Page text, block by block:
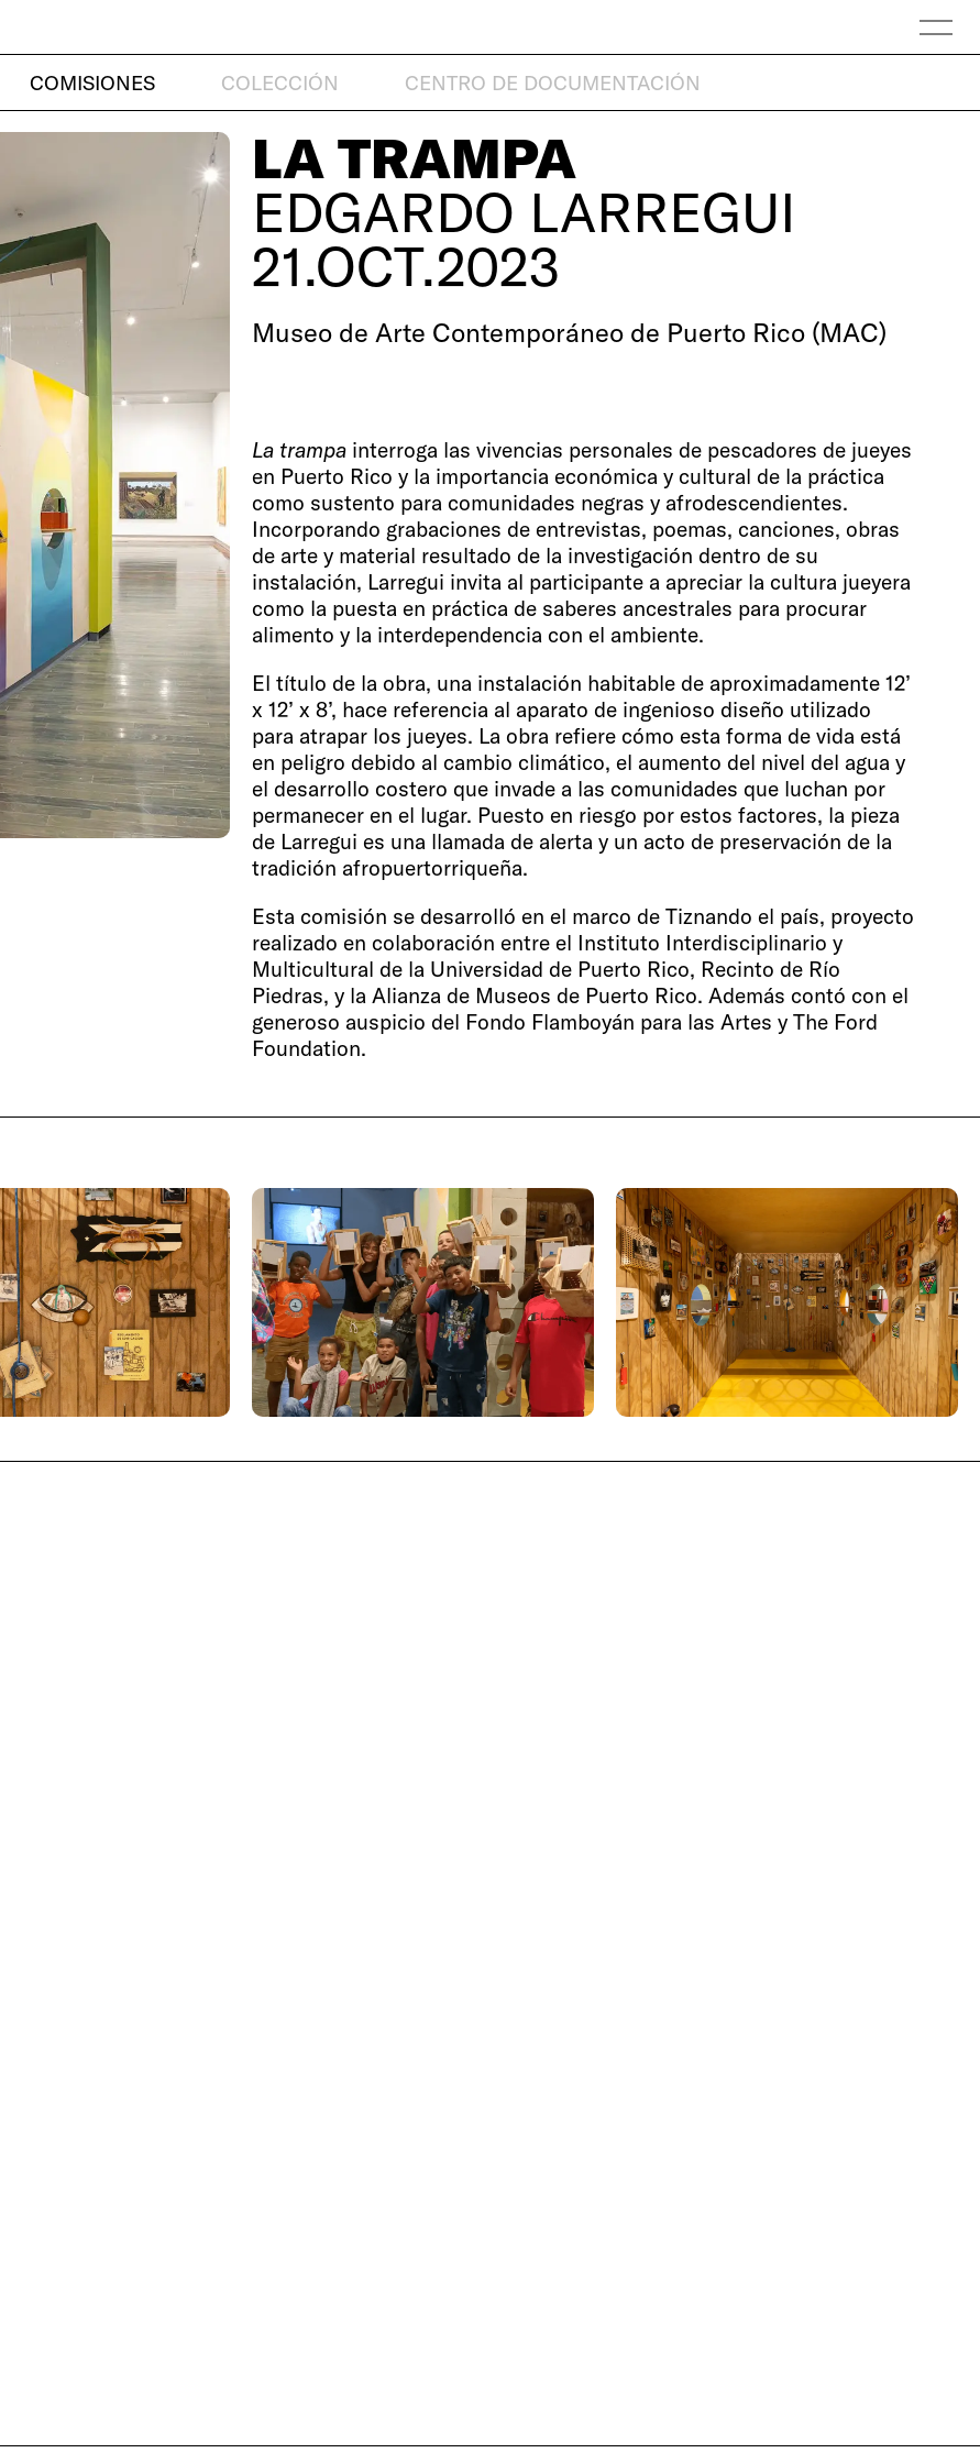
COMISIONES COLECCIÓN CENTRO DE DOCUMENTACIÓN
LA TRAMPA
EDGARDO LARREGUI
21.OCT.2023
Museo de Arte Contemporáneo de Puerto Rico (MAC)
La trampa interroga las vivencias personales de pescadores de jueyes
en Puerto Rico y la importancia económica y cultural de la práctica
como sustento para comunidades negras y afrodescendientes.
Incorporando grabaciones de entrevistas, poemas, canciones, obras
de arte y material resultado de la investigación dentro de su
instalación, Larregui invita al participante a apreciar la cultura jueyera
como la puesta en práctica de saberes ancestrales para procurar
alimento y la interdependencia con el ambiente.
El título de la obra, una instalación habitable de aproximadamente 12’
x 12’ x 8’, hace referencia al aparato de ingenioso diseño utilizado
para atrapar los jueyes. La obra refiere cómo esta forma de vida está
en peligro debido al cambio climático, el aumento del nivel del agua y
el desarrollo costero que invade a las comunidades que luchan por
permanecer en el lugar. Puesto en riesgo por estos factores, la pieza
de Larregui es una llamada de alerta y un acto de preservación de la
tradición afropuertorriqueña.
Esta comisión se desarrolló en el marco de Tiznando el país, proyecto
realizado en colaboración entre el Instituto Interdisciplinario y
Multicultural de la Universidad de Puerto Rico, Recinto de Río
Piedras, y la Alianza de Museos de Puerto Rico. Además contó con el
generoso auspicio del Fondo Flamboyán para las Artes y The Ford
Foundation.